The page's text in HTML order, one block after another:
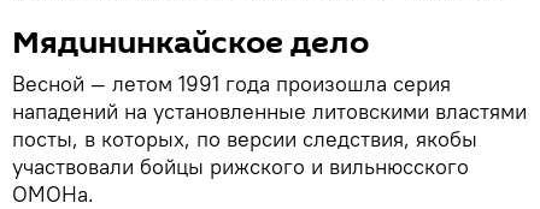
Мядининкайское дело
Весной — летом 1991 года произошла серия
нападений на установленные литовскими властями
посты, в которых, по версии следствия, якобы
участвовали бойцы рижского и вильнюсского
ОМОНа.